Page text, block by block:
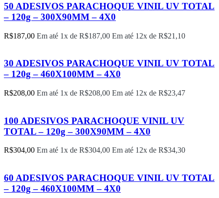
50 ADESIVOS PARACHOQUE VINIL UV TOTAL
– 120g – 300X90MM – 4X0
R$187,00 Em até 1x de R$187,00 Em até 12x de R$21,10
30 ADESIVOS PARACHOQUE VINIL UV TOTAL
– 120g – 460X100MM – 4X0
R$208,00 Em até 1x de R$208,00 Em até 12x de R$23,47
100 ADESIVOS PARACHOQUE VINIL UV
TOTAL – 120g – 300X90MM – 4X0
R$304,00 Em até 1x de R$304,00 Em até 12x de R$34,30
60 ADESIVOS PARACHOQUE VINIL UV TOTAL
– 120g – 460X100MM – 4X0